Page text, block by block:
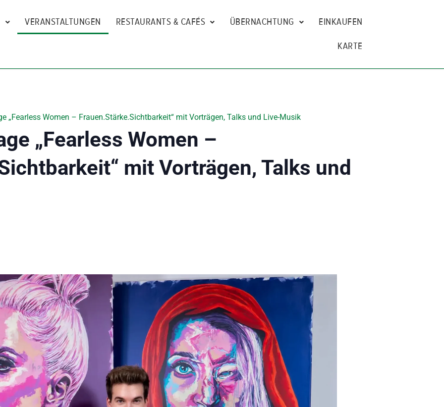
VERANSTALTUNGEN RESTAURANTS & CAFÉS ÜBERNACHTUNG EINKAUFEN
KARTE
„Fearless Women – Frauen.Stärke.Sichtbarkeit“ mit Vorträgen, Talks und Live-Musik
„Fearless Women –
mit Vorträgen, Talks und